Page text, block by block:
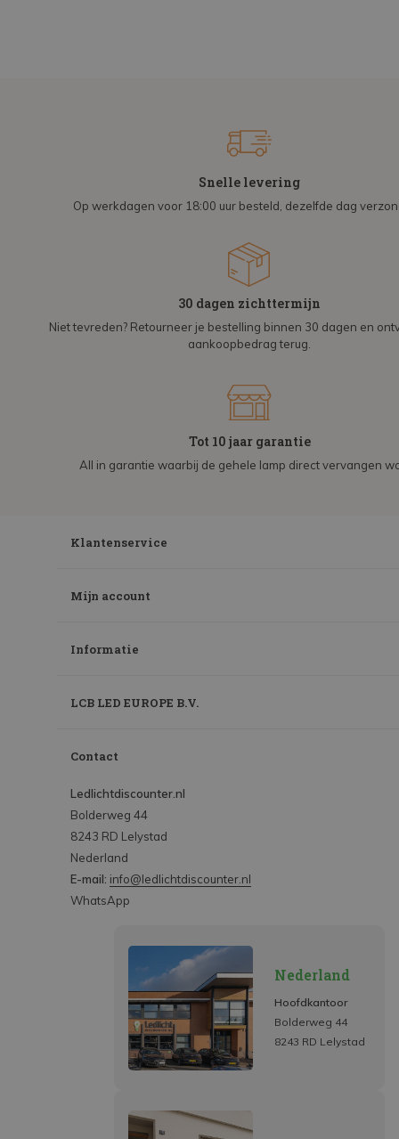
Snelle levering
Op werkdagen voor 18:00 uur besteld, dezelfde dag
30 dagen zichttermijn
Niet tevreden? Retourneer je bestelling binnen 30 dagen en
aankoopbedrag terug.
Tot 10 jaar garantie
All in garantie waarbij de gehele lamp direct vervangen
Klantenservice
Mijn account
Informatie
LCB LED EUROPE B.V.
Contact
Ledlichtdiscounter.nl
Bolderweg 44
8243 RD Lelystad
Nederland
E-mail: info@ledlichtdiscounter.nl
WhatsApp
Nederland
Hoofdkantoor
Bolderweg 44
8243 RD Lelystad